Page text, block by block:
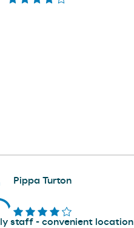
Pippa Turton
staff - convenient location